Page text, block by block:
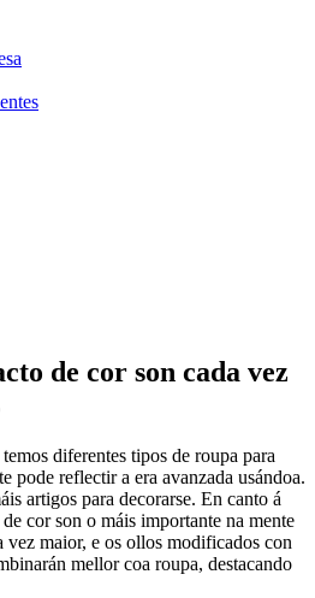
de cor son cada vez
diferentes tipos de roupa para
pode reflectir a era avanzada usándoa.
artigos para decorarse. En canto á
cor son o máis importante na mente
vez maior, e os ollos modificados con
mellor coa roupa, destacando